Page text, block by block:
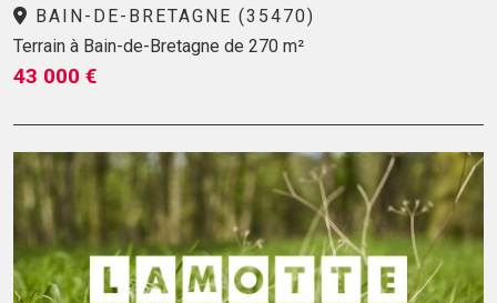
BAIN-DE-BRETAGNE (35470)
Terrain à Bain-de-Bretagne de 270 m²
43 000 €